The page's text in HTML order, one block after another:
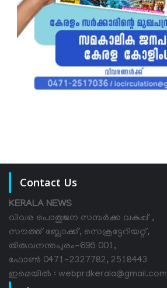
Contact Us
KERALA NEWS
വിവര പൊതുജന സമ്പര്‍ക്ക വകുപ്പ് ,
സൗത്ത് ബ്ലോക്ക്, സെക്രട്ടേറിയറ്റ്,
തിരുവനന്തപുരം-695 001,
ഫോൺ 0471-2327782, 2518443
ഇമെയിൽ : webprdkerala@gmail.com